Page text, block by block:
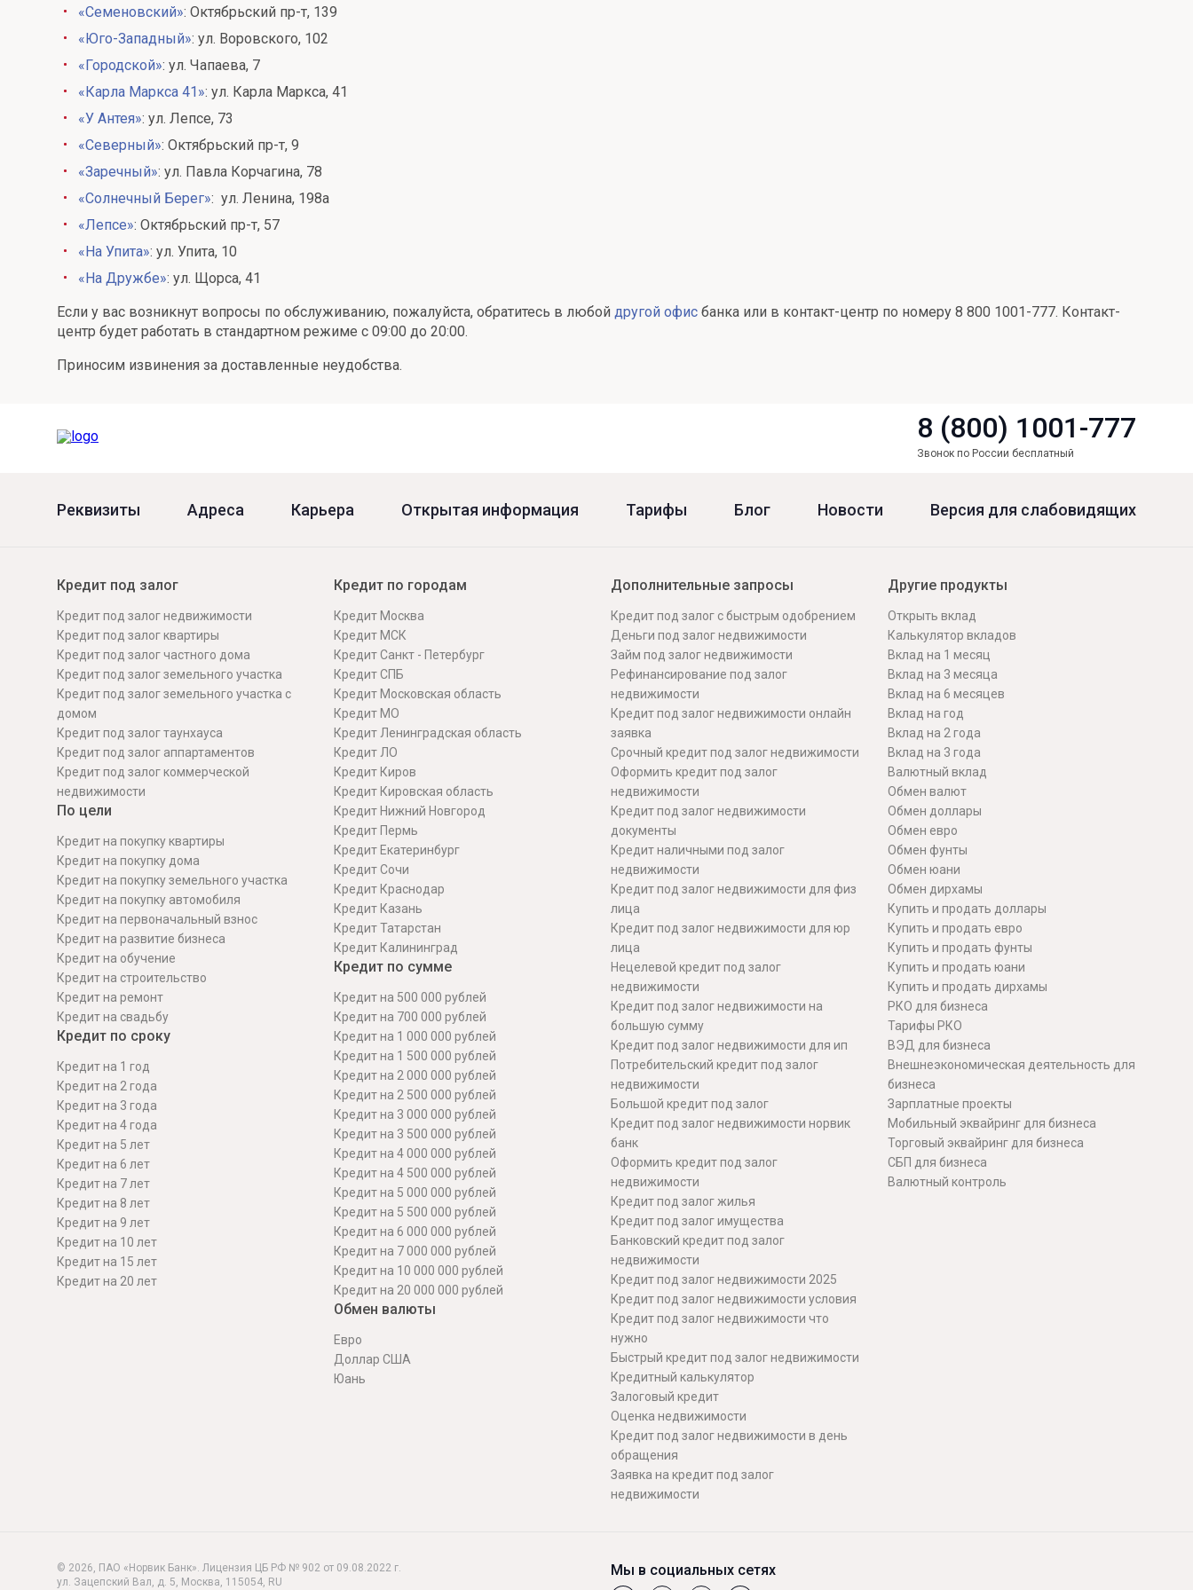
Все вклады
Удаленная идентификация
Мобильное приложение
Подтверждение согласия через Госуслуги
«Семеновский»: Октябрьский пр-т, 139
«Юго-Западный»: ул. Воровского, 102
«Городской»: ул. Чапаева, 7
«Карла Маркса 41»: ул. Карла Маркса, 41
«У Антея»: ул. Лепсе, 73
«Северный»: Октябрьский пр-т, 9
«Заречный»: ул. Павла Корчагина, 78
«Солнечный Берег»: ул. Ленина, 198а
«Лепсе»: Октябрьский пр-т, 57
«На Упита»: ул. Упита, 10
«На Дружбе»: ул. Щорса, 41
Если у вас возникнут вопросы по обслуживанию, пожалуйста, обратитесь в любой другой офис банка или в контакт-центр по номеру 8 800 1001-777. Контакт-
центр будет работать в стандартном режиме с 09:00 до 20:00.
Приносим извинения за доставленные неудобства.
8 (800) 1001-777
Звонок по России бесплатный
Реквизиты Адреса Карьера Открытая информация Тарифы Блог Новости Версия для слабовидящих
Кредит под залог
Кредит под залог недвижимости
Кредит под залог квартиры
Кредит под залог частного дома
Кредит под залог земельного участка
Кредит под залог земельного участка с
домом
Кредит под залог таунхауса
Кредит под залог аппартаментов
Кредит под залог коммерческой
недвижимости
По цели
Кредит на покупку квартиры
Кредит на покупку дома
Кредит на покупку земельного участка
Кредит на покупку автомобиля
Кредит на первоначальный взнос
Кредит на развитие бизнеса
Кредит на обучение
Кредит на строительcтво
Кредит на ремонт
Кредит на свадьбу
Кредит по сроку
Кредит на 1 год
Кредит на 2 года
Кредит на 3 года
Кредит на 4 года
Кредит на 5 лет
Кредит на 6 лет
Кредит на 7 лет
Кредит на 8 лет
Кредит на 9 лет
Кредит на 10 лет
Кредит на 15 лет
Кредит на 20 лет
Кредит по городам
Кредит Москва
Кредит МСК
Кредит Санкт - Петербург
Кредит СПБ
Кредит Московская область
Кредит МО
Кредит Ленинградская область
Кредит ЛО
Кредит Киров
Кредит Кировская область
Кредит Нижний Новгород
Кредит Пермь
Кредит Екатеринбург
Кредит Сочи
Кредит Краснодар
Кредит Казань
Кредит Татарстан
Кредит Калининград
Кредит по сумме
Кредит на 500 000 рублей
Кредит на 700 000 рублей
Кредит на 1 000 000 рублей
Кредит на 1 500 000 рублей
Кредит на 2 000 000 рублей
Кредит на 2 500 000 рублей
Кредит на 3 000 000 рублей
Кредит на 3 500 000 рублей
Кредит на 4 000 000 рублей
Кредит на 4 500 000 рублей
Кредит на 5 000 000 рублей
Кредит на 5 500 000 рублей
Кредит на 6 000 000 рублей
Кредит на 7 000 000 рублей
Кредит на 10 000 000 рублей
Кредит на 20 000 000 рублей
Обмен валюты
Евро
Доллар США
Юань
Дополнительные запросы
Кредит под залог с быстрым одобрением
Деньги под залог недвижимости
Займ под залог недвижимости
Рефинансирование под залог
недвижимости
Кредит под залог недвижимости онлайн
заявка
Срочный кредит под залог недвижимости
Оформить кредит под залог
недвижимости
Кредит под залог недвижимости
документы
Кредит наличными под залог
недвижимости
Кредит под залог недвижимости для физ
лица
Кредит под залог недвижимости для юр
лица
Нецелевой кредит под залог
недвижимости
Кредит под залог недвижимости на
большую сумму
Кредит под залог недвижимости для ип
Потребительский кредит под залог
недвижимости
Большой кредит под залог
Кредит под залог недвижимости норвик
банк
Оформить кредит под залог
недвижимости
Кредит под залог жилья
Кредит под залог имущества
Банковский кредит под залог
недвижимости
Кредит под залог недвижимости 2025
Кредит под залог недвижимости условия
Кредит под залог недвижимости что
нужно
Быстрый кредит под залог недвижимости
Кредитный калькулятор
Залоговый кредит
Оценка недвижимости
Кредит под залог недвижимости в день
обращения
Заявка на кредит под залог
недвижимости
Другие продукты
Открыть вклад
Калькулятор вкладов
Вклад на 1 месяц
Вклад на 3 месяца
Вклад на 6 месяцев
Вклад на год
Вклад на 2 года
Вклад на 3 года
Валютный вклад
Обмен валют
Обмен доллары
Обмен евро
Обмен фунты
Обмен юани
Обмен дирхамы
Купить и продать доллары
Купить и продать евро
Купить и продать фунты
Купить и продать юани
Купить и продать дирхамы
РКО для бизнеса
Тарифы РКО
ВЭД для бизнеса
Внешнеэкономическая деятельность для
бизнеса
Зарплатные проекты
Мобильный эквайринг для бизнеса
Торговый эквайринг для бизнеса
СБП для бизнеса
Валютный контроль
© 2026, ПАО «Норвик Банк». Лицензия ЦБ РФ № 902 от 09.08.2022 г.
ул. Зацепский Вал, д. 5, Москва, 115054, RU
Мы в социальных сетях